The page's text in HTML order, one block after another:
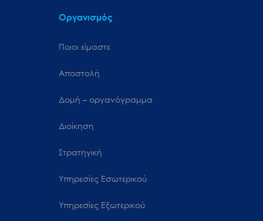
Οργανισμός
Ποιοι είμαστε
Αποστολή
Δομή – οργανόγραμμα
Διοίκηση
Στρατηγική
Υπηρεσίες Εσωτερικού
Υπηρεσίες Εξωτερικού